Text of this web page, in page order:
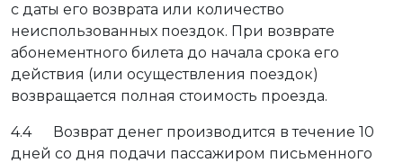
с даты его возврата или количество
неиспользованных поездок. При возврате
абонементного билета до начала срока его
действия (или осуществления поездок)
возвращается полная стоимость проезда.
4.4 Возврат денег производится в течение 10
дней со дня подачи пассажиром письменного